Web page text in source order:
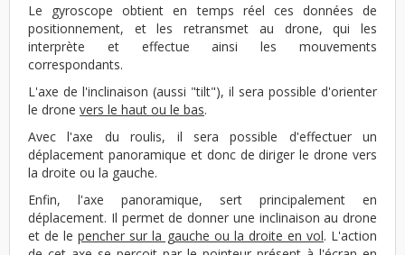
Le gyroscope obtient en temps réel ces données de
positionnement, et les retransmet au drone, qui les
interprète et effectue ainsi les mouvements
correspondants.
L'axe de l'inclinaison (aussi "tilt"), il sera possible d'orienter
le drone vers le haut ou le bas.
Avec l'axe du roulis, il sera possible d'effectuer un
déplacement panoramique et donc de diriger le drone vers
la droite ou la gauche.
Enfin, l'axe panoramique, sert principalement en
déplacement. Il permet de donner une inclinaison au drone
et de lepencher sur la gauche ou la droite en vol. L'action